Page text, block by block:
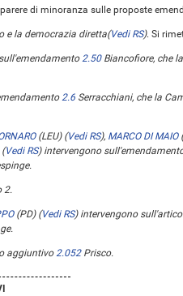
di minoranza sulle proposte
e la democrazia diretta(Vedi RS). Si
2.50Biancofiore, che
2.6 Serracchiani, che la
(LEU) (Vedi RS), MARCO DI MAIO
(Vedi RS)intervengono
2.
(PD) (Vedi RS)intervengono
aggiuntivo2.052Prisco.